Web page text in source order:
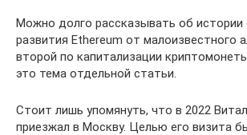
Можно долго рассказывать об истории
развития Ethereum от малоизвестного
второй по капитализации
это тема отдельной статьи.
Стоит лишь упомянуть, что в 2022
приезжал в Москву. Целью его визита